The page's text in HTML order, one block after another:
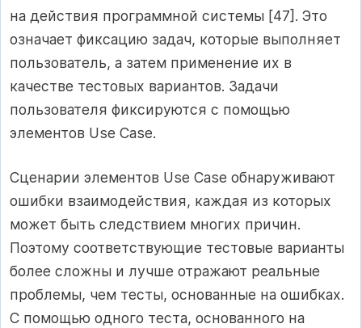
на действия программной системы [47]. Это
означает фиксацию задач, которые выполняет
пользователь, а затем применение их в
качестве тестовых вариантов. Задачи
пользователя фиксируются с помощью
элементов Use Case.
Сценарии элементов Use Case обнаруживают
ошибки взаимодействия, каждая из которых
может быть следствием многих причин.
Поэтому соответствующие тестовые варианты
более сложны и лучше отражают реальные
проблемы, чем тесты, основанные на ошибках.
С помощью одного теста, основанного на